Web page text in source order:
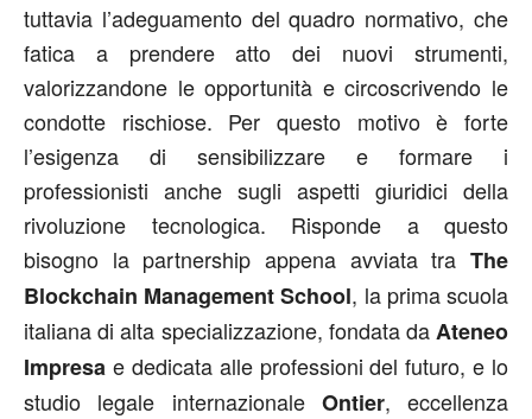
tuttavia l’adeguamento del quadro normativo, che
fatica a prendere atto dei nuovi strumenti,
valorizzandone le opportunità e circoscrivendo le
condotte rischiose. Per questo motivo è forte
l’esigenza di sensibilizzare e formare i
professionisti anche sugli aspetti giuridici della
rivoluzione tecnologica. Risponde a questo
bisogno la partnership appena avviata tra The
Blockchain Management School, la prima scuola
italiana di alta specializzazione, fondata daAteneo
Impresa e dedicata alle professioni del futuro, e lo
studio legale internazionale Ontier, eccellenza